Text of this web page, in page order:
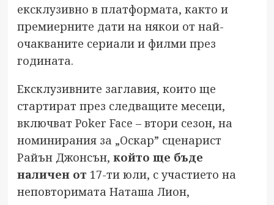
ексклузивно в платформата, както и
премиерните дати на някои от най-
очакваните сериали и филми през
годината.
Ексклузивните заглавия, които ще
стартират през следващите месеци,
включват Poker Face – втори сезон, на
номинирания за „Оскар” сценарист
Райън Джонсън, който ще бъде
наличен от 17-ти юли, с участието на
неповторимата Наташа Лион,